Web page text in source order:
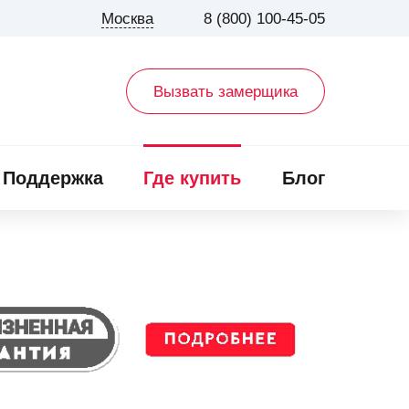
Москва 8 (800) 100-45-05
Вызвать замерщика
Поддержка Где купить Блог